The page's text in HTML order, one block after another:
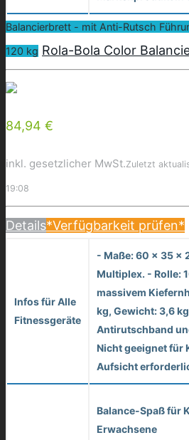
Balancierbrett - mit Anti-Rutsch
120 kg Rola-Bola Color
84,94 €
inkl. gesetzlicher MwSt.Zuletzt
19:08
Details*Verfügbarkeit prüfen*
Infos für Alle
Fitnessgeräte
- Maße: 60 x 35 x
Multiplex. - Rolle:
massivem
kg, Gewicht: 3,6
Antirutschband
Nicht geeignet für
Aufsicht
Balance-Spaß für
Erwachsene